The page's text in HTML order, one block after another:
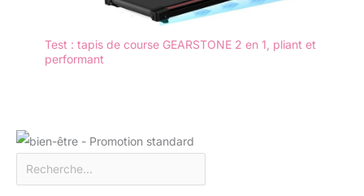
Test : tapis de course GEARSTONE 2 en 1, pliant et
performant